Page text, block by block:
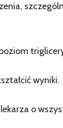
wyniki.
o